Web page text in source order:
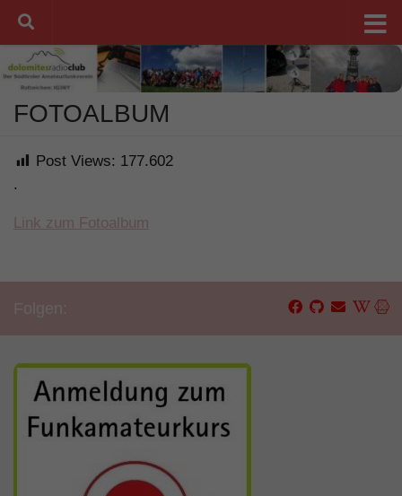
Unter dem Inhalt
FOTOALBUM
Post Views: 177.602
.
Link zum Fotoalbum